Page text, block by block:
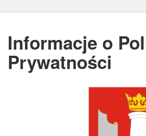
Informacje o
Prywatności